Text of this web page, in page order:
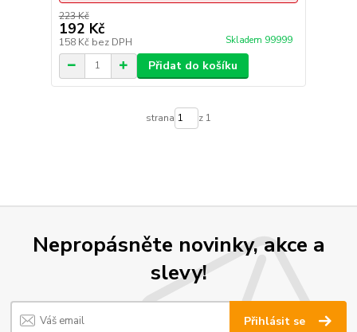
223 Kč
192 Kč
158 Kč bez DPH Skladem 99999
Přidat do košíku
strana z 1
Nepropásněte novinky, akce a
slevy!
Přihlásit se